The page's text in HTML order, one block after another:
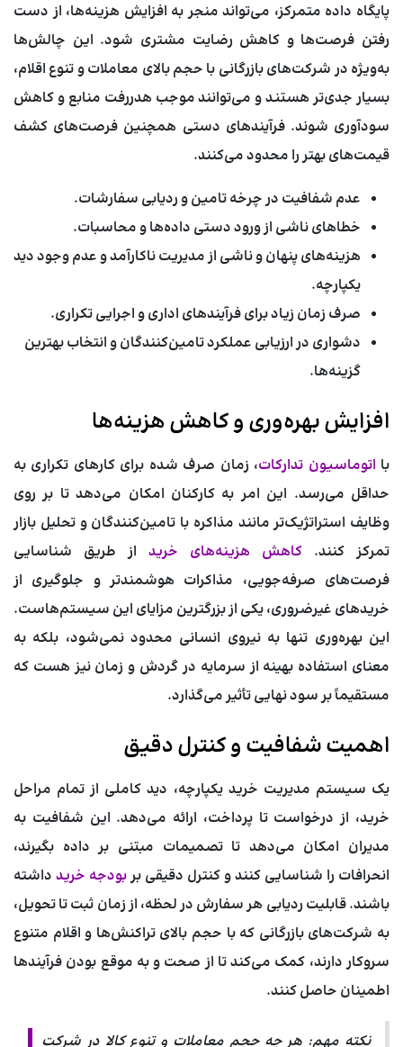
پایگاه داده متمرکز، می‌تواند منجر به افزایش هزینه‌ها، از دست
رفتن فرصت‌ها و کاهش رضایت مشتری شود. این چالش‌ها
به‌ویژه در شرکت‌های بازرگانی با حجم بالای معاملات و تنوع اقلام،
بسیار جدی‌تر هستند و می‌توانند موجب هدررفت منابع و کاهش
سودآوری شوند. فرآیندهای دستی همچنین فرصت‌های کشف
قیمت‌های بهتر را محدود می‌کنند.
عدم شفافیت در چرخه تامین و ردیابی سفارشات.
خطاهای ناشی از ورود دستی داده‌ها و محاسبات.
هزینه‌های پنهان و ناشی از مدیریت ناکارآمد و عدم وجود دید
یکپارچه.
صرف زمان زیاد برای فرآیندهای اداری و اجرایی تکراری.
دشواری در ارزیابی عملکرد تامین‌کنندگان و انتخاب بهترین
گزینه‌ها.
افزایش بهره‌وری و کاهش هزینه‌ها
با اتوماسیون تدارکات، زمان صرف شده برای کارهای تکراری به
حداقل می‌رسد. این امر به کارکنان امکان می‌دهد تا بر روی
وظایف استراتژیک‌تر مانند مذاکره با تامین‌کنندگان و تحلیل بازار
تمرکز کنند. کاهش هزینه‌های خرید از طریق شناسایی
فرصت‌های صرفه‌جویی، مذاکرات هوشمندتر و جلوگیری از
خریدهای غیرضروری، یکی از بزرگترین مزایای این سیستم‌هاست.
این بهره‌وری تنها به نیروی انسانی محدود نمی‌شود، بلکه به
معنای استفاده بهینه از سرمایه در گردش و زمان نیز هست که
مستقیماً بر سود نهایی تأثیر می‌گذارد.
اهمیت شفافیت و کنترل دقیق
یک سیستم مدیریت خرید یکپارچه، دید کاملی از تمام مراحل
خرید، از درخواست تا پرداخت، ارائه می‌دهد. این شفافیت به
مدیران امکان می‌دهد تا تصمیمات مبتنی بر داده بگیرند،
انحرافات را شناسایی کنند و کنترل دقیقی بربودجه خرید داشته
باشند. قابلیت ردیابی هر سفارش در لحظه، از زمان ثبت تا تحویل،
به شرکت‌های بازرگانی که با حجم بالای تراکنش‌ها و اقلام متنوع
سروکار دارند، کمک می‌کند تا از صحت و به موقع بودن فرآیندها
اطمینان حاصل کنند.
نکته مهم: هر چه حجم معاملات و تنوع کالا در شرکت